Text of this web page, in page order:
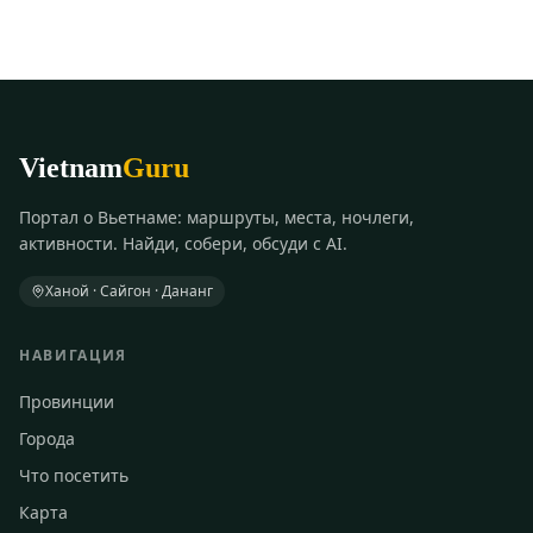
VietnamGuru
Портал о Вьетнаме: маршруты, места, ночлеги,
активности. Найди, собери, обсуди с AI.
Ханой · Сайгон · Дананг
НАВИГАЦИЯ
Провинции
Города
Что посетить
Карта